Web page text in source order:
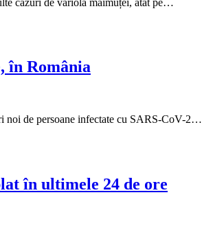
în România
noi de persoane infectate cu SARS-CoV-2…
în ultimele 24 de ore